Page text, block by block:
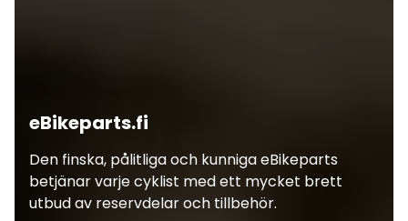
eBikeparts.fi
Den finska, pålitliga och kunniga eBikeparts
betjänar varje cyklist med ett mycket brett
utbud av reservdelar och tillbehör.